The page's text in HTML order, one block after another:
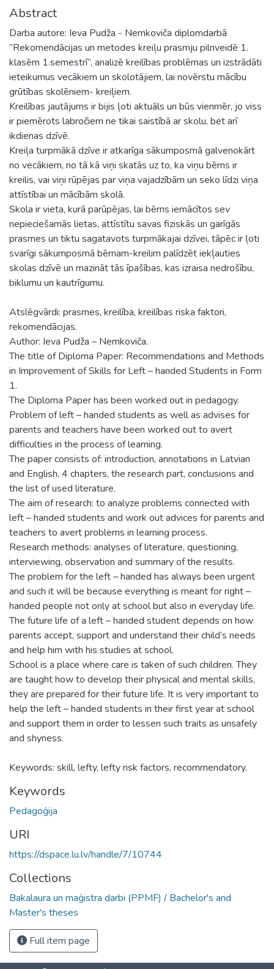
Abstract
Darba autore: Ieva Pudža - Nemkoviča diplomdarbā
”Rekomendācijas un metodes kreiļu prasmju pilnveidē 1.
klasēm 1.semestrī”, analizē kreilības problēmas un izstrādāti
ieteikumus vecākiem un skolotājiem, lai novērstu mācību
grūtības skolēniem- kreiļiem.
Kreilības jautājums ir bijis ļoti aktuāls un būs vienmēr, jo viss
ir piemērots labročiem ne tikai saistībā ar skolu, bet arī
ikdienas dzīvē.
Kreiļa turpmākā dzīve ir atkarīga sākumposmā galvenokārt
no vecākiem, no tā kā viņi skatās uz to, ka viņu bērns ir
kreilis, vai viņi rūpējas par viņa vajadzībām un seko līdzi viņa
attīstībai un mācībām skolā.
Skola ir vieta, kurā parūpējas, lai bērns iemācītos sev
nepieciešamās lietas, attīstītu savas fiziskās un garīgās
prasmes un tiktu sagatavots turpmākajai dzīvei, tāpēc ir ļoti
svarīgi sākumposmā bērnam-kreilim palīdzēt iekļauties
skolas dzīvē un mazināt tās īpašības, kas izraisa nedrošību,
biklumu un kautrīgumu.
Atslēgvārdi: prasmes, kreilība, kreilības riska faktori,
rekomendācijas.
Author: Ieva Pudža – Nemkoviča.
The title of Diploma Paper: Recommendations and Methods
in Improvement of Skills for Left – handed Students in Form
1.
The Diploma Paper has been worked out in pedagogy.
Problem of left – handed students as well as advises for
parents and teachers have been worked out to avert
difficulties in the process of learning.
The paper consists of: introduction, annotations in Latvian
and English, 4 chapters, the research part, conclusions and
the list of used literature.
The aim of research: to analyze problems connected with
left – handed students and work out advices for parents and
teachers to avert problems in learning process.
Research methods: analyses of literature, questioning,
interviewing, observation and summary of the results.
The problem for the left – handed has always been urgent
and such it will be because everything is meant for right –
handed people not only at school but also in everyday life.
The future life of a left – handed student depends on how
parents accept, support and understand their child’s needs
and help him with his studies at school.
School is a place where care is taken of such children. They
are taught how to develop their physical and mental skills,
they are prepared for their future life. It is very important to
help the left – handed students in their first year at school
and support them in order to lessen such traits as unsafely
and shyness.
Keywords: skill, lefty, lefty risk factors, recommendatory.
Keywords
Pedagoģija
URI
https://dspace.lu.lv/handle/7/10744
Collections
Bakalaura un maģistra darbi (PPMF) / Bachelor's and
Master's theses
Full item page